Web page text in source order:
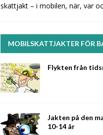
skattjakt – i mobilen, när, var
MOBILSKATTJAKTER FÖR
Flykten från
Jakten på den
10-14 år